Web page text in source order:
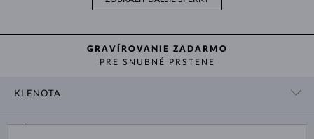
GRAVÍROVANIE ZADARMO
PRE SNUBNÉ PRSTENE
KLENOTA